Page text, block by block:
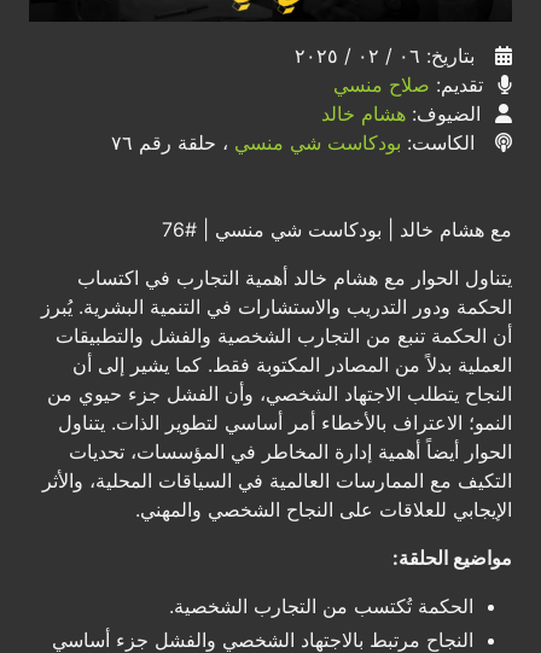
بتاريخ: ٠٦ / ٠٢ / ٢٠٢٥
تقديم: صلاح منسي
الضيوف: هشام خالد
الكاست: بودكاست شي منسي ، حلقة رقم ٧٦
مع هشام خالد | بودكاست شي منسي | #76
يتناول الحوار مع هشام خالد أهمية التجارب في اكتساب
الحكمة ودور التدريب والاستشارات في التنمية البشرية. يُبرز
أن الحكمة تنبع من التجارب الشخصية والفشل والتطبيقات
العملية بدلاً من المصادر المكتوبة فقط. كما يشير إلى أن
النجاح يتطلب الاجتهاد الشخصي، وأن الفشل جزء حيوي من
النمو؛ الاعتراف بالأخطاء أمر أساسي لتطوير الذات. يتناول
الحوار أيضاً أهمية إدارة المخاطر في المؤسسات، تحديات
التكيف مع الممارسات العالمية في السياقات المحلية، والأثر
الإيجابي للعلاقات على النجاح الشخصي والمهني.
مواضيع الحلقة:
الحكمة تُكتسب من التجارب الشخصية.
النجاح مرتبط بالاجتهاد الشخصي والفشل جزء أساسي